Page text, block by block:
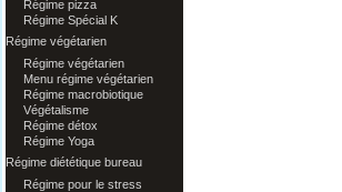
Régime pizza
Régime Spécial K
Régime végétarien
Régime végétarien
Menu régime végétarien
Régime macrobiotique
Végétalisme
Régime détox
Régime Yoga
Régime diététique bureau
Régime pour le stress